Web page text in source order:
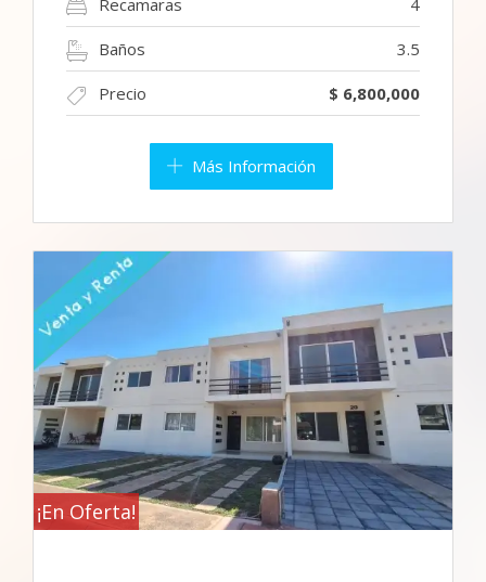
Recamaras 4
Baños 3.5
Precio $ 6,800,000
Más Información
¡En Oferta!